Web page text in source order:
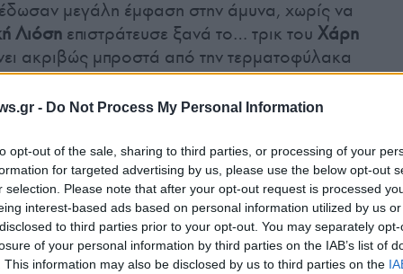
- Do Not Process My Personal Information
opt-out of the sale, sharing to third parties, or processing of your
for targeted advertising by us, please use the below opt-out
selection. Please note that after your opt-out request is processed
interest-based ads based on personal information utilized by us
to third parties prior to your opt-out. You may separately
of your personal information by third parties on the IAB’s list of
This information may also be disclosed by us to third parties on the
μεγάλη έμφαση στην άμυνα, χωρίς να
Λιόση επιστράτευσε ξανά το… τρικ του Χάρη
ακριβώς μπροστά από την τερματοφύλακα
ηΙωάννα Σταματοπούλουείχε 2-3
πρώτης περιόδου διαμορφώθηκε από δύο
προβάδισμα στον Ολυμπιακό, στο
Η Βουλιαγμένη απάντησε άμεσα με τη
εκ νέου «κεφάλι» στο σκορ με 3-2 και 4-3,
σε παίκτρια παραπάνω, μόλις τρία
ημιχρόνου.